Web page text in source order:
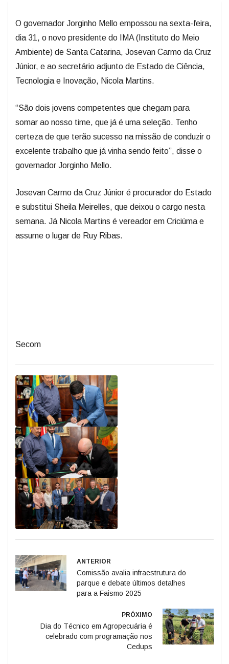
O governador Jorginho Mello empossou na sexta-feira,
dia 31, o novo presidente do IMA (Instituto do Meio
Ambiente) de Santa Catarina, Josevan Carmo da Cruz
Júnior, e ao secretário adjunto de Estado de Ciência,
Tecnologia e Inovação, Nicola Martins.
“São dois jovens competentes que chegam para
somar ao nosso time, que já é uma seleção. Tenho
certeza de que terão sucesso na missão de conduzir o
excelente trabalho que já vinha sendo feito”, disse o
governador Jorginho Mello.
Josevan Carmo da Cruz Júnior é procurador do Estado
e substitui Sheila Meirelles, que deixou o cargo nesta
semana. Já Nicola Martins é vereador em Criciúma e
assume o lugar de Ruy Ribas.
Secom
ANTERIOR
Comissão avalia infraestrutura do
parque e debate últimos detalhes
para a Faismo 2025
PRÓXIMO
Dia do Técnico em Agropecuária é
celebrado com programação nos
Cedups